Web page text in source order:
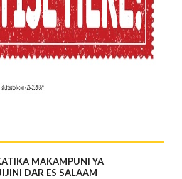
MAKAMPUNI YA
DAR ES SALAAM